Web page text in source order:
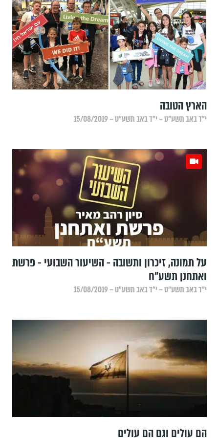
הארץ הטובה
י״ד באב תשע״ט – י״ד באב תשע״ט – 15/08/2019
על תמונה, זיכרון ותשובה - השיעור השבועי - פרשת
ואתחנן תשע"ח
י״ד באב תשע״ט – י״ד באב תשע״ט – 15/08/2019
הם עולים וגם הם עולים